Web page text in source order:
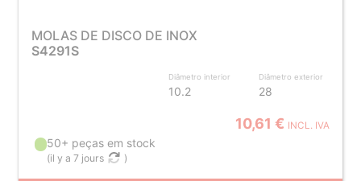
MOLAS DE DISCO DE INOX
S4291S
Diâmetro interior
10.2
Diâmetro exterior
28
10,61 € INCL. IVA
50+ peças em stock
(il y a 7 jours )